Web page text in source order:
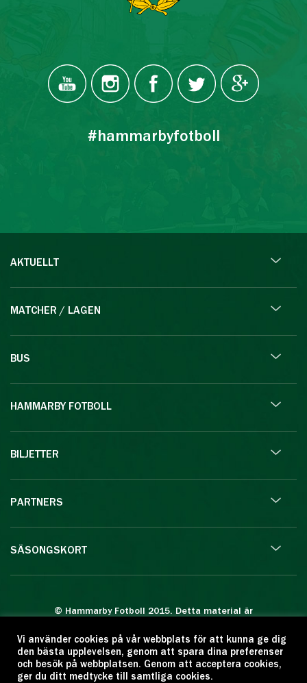
#hammarbyfotboll
AKTUELLT
MATCHER / LAGEN
BUS
HAMMARBY FOTBOLL
BILJETTER
PARTNERS
SÄSONGSKORT
© Hammarby Fotboll 2015. Detta material är
Eftertryck eller annan kopiering är förbjuden.
Citera oss gärna men ange källan:
www.hammarbyfotboll.se. Ansvarig utgivare:
Vi använder cookies på vår webbplats för att kunna ge dig
den bästa upplevelsen, genom att spara dina preferenser
och besök på webbplatsen. Genom att acceptera cookies,
ger du ditt medtycke till samtliga cookies.